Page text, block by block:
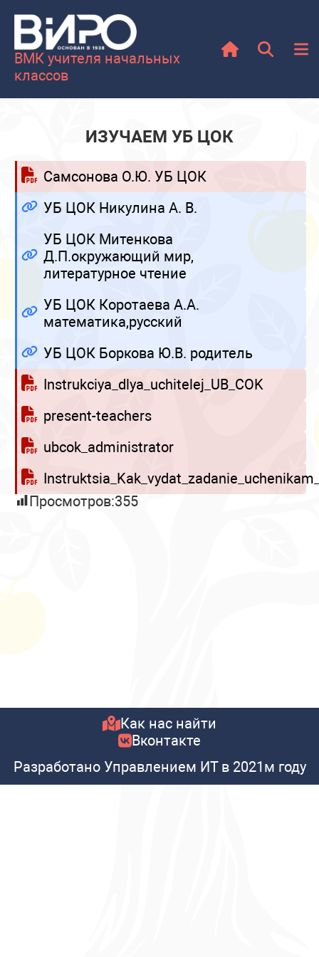
ВМК учителя начальных
классов
ИЗУЧАЕМ УБ ЦОК
Самсонова О.Ю. УБ ЦОК
УБ ЦОК Никулина А. В.
УБ ЦОК Митенкова
Д.П.окружающий мир,
литературное чтение
УБ ЦОК Коротаева А.А.
математика,русский
УБ ЦОК Боркова Ю.В. родитель
Instrukciya_dlya_uchitelej_UB_COK
present-teachers
ubcok_administrator
Просмотров:355
Как нас найти
Вконтакте
Разработано Управлением ИТ в 2021м году